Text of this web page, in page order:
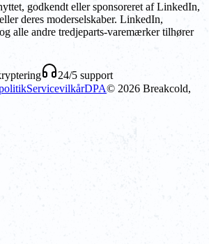
godkendt eller sponsoreret af LinkedIn,
deres moderselskaber. LinkedIn,
alle andre tredjeparts-varemærker tilhører
24/5 support
ServicevilkårDPA© 2026 Breakcold,